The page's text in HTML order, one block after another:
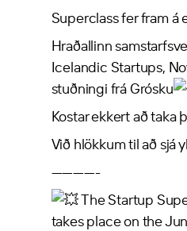
Superclass fer fram á
Hraðallinn
Icelandic Startups,
stuðningi frá Grósku
Kostar ekkert að taka
Við hlökkum til að sjá
————-
The Startup
takes place on the